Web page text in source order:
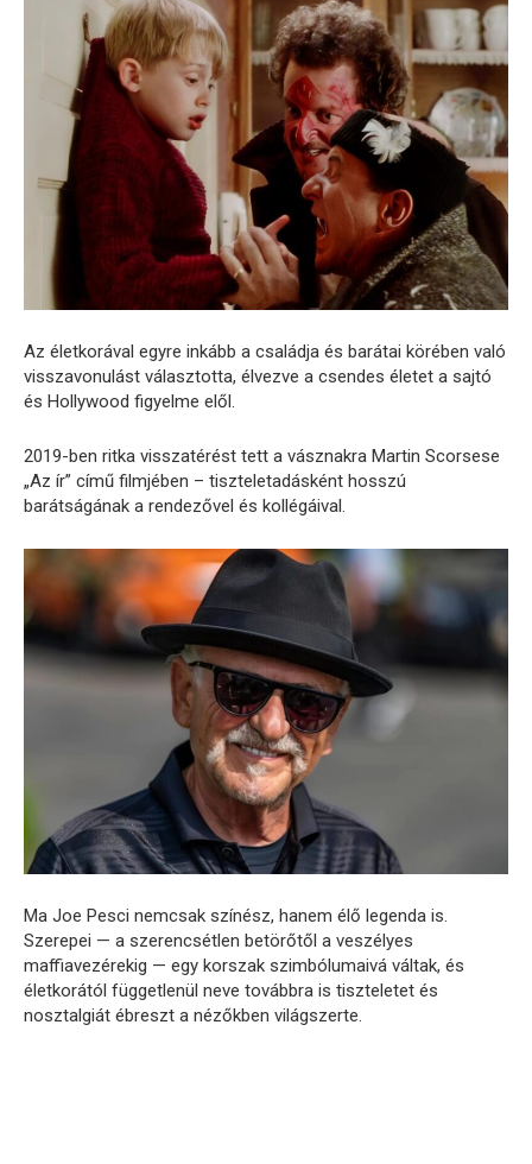
Az életkorával egyre inkább a családja és barátai körében való
visszavonulást választotta, élvezve a csendes életet a sajtó
és Hollywood figyelme elől.
2019-ben ritka visszatérést tett a vásznakra Martin Scorsese
„Az ír” című filmjében – tiszteletadásként hosszú
barátságának a rendezővel és kollégáival.
Ma Joe Pesci nemcsak színész, hanem élő legenda is.
Szerepei — a szerencsétlen betörőtől a veszélyes
maffiavezérekig — egy korszak szimbólumaivá váltak, és
életkorától függetlenül neve továbbra is tiszteletet és
nosztalgiát ébreszt a nézőkben világszerte.